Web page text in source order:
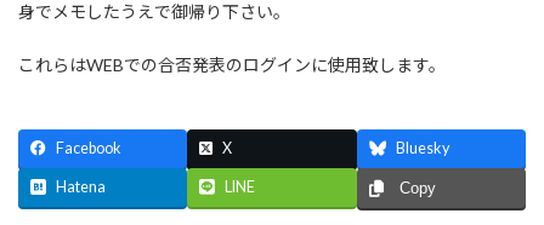
身でメモしたうえで御帰り下さい。
これらはWEBでの合否発表のログインに使用致します。
Facebook X Bluesky
Hatena LINE Copy